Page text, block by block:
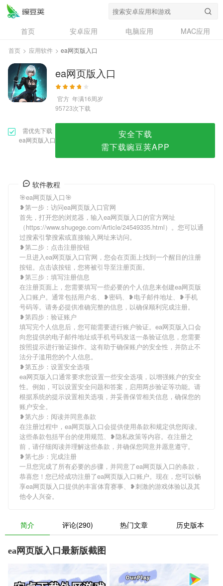
首页 安卓应用 电脑应用
MAC应用
资讯
专题
问答
首页 > 应用软件 > ea网页版入口
ea网页版入口
官方 年满16周岁
95723次下载
需优先下载
ea网页版入口
安全下载
需下载豌豆荚APP
软件教程
🎯ea网页版入口🎯
❥第一步：访问ea网页版入口官网
首先，打开您的浏览器，输入ea网页版入口的官方网址
（https://www.shugege.com/Article/24549335.html）。您可以通
过搜索引擎搜索或直接输入网址来访问。
❥第二步：点击注册按钮
一旦进入ea网页版入口官网，您会在页面上找到一个醒目的注册
按钮。点击该按钮，您将被引导至注册页面。
❥第三步：填写注册信息
在注册页面上，您需要填写一些必要的个人信息来创建ea网页版
入口账户。通常包括用户名、❥密码、❥电子邮件地址、❥手机
号码等。请务必提供准确完整的信息，以确保顺利完成注册。
❥第四步：验证账户
填写完个人信息后，您可能需要进行账户验证。ea网页版入口会
向您提供的电子邮件地址或手机号码发送一条验证信息，您需要
按照提示进行验证操作。这有助于确保账户的安全性，并防止不
法分子滥用您的个人信息。
❥第五步：设置安全选项
ea网页版入口通常要求您设置一些安全选项，以增强账户的安全
性。例如，可以设置安全问题和答案，启用两步验证等功能。请
根据系统的提示设置相关选项，并妥善保管相关信息，确保您的
账户安全。
❥第六步：阅读并同意条款
在注册过程中，ea网页版入口会提供使用条款和规定供您阅读。
这些条款包括平台的使用规范、❥隐私政策等内容。在注册之
前，请仔细阅读并理解这些条款，并确保您同意并愿意遵守。
❥第七步：完成注册
一旦您完成了所有必要的步骤，并同意了ea网页版入口的条款，
恭喜您！您已经成功注册了ea网页版入口账户。现在，您可以畅
享ea网页版入口提供的丰富体育赛事、❥刺激的游戏体验以及其
他令人兴奋。
简介 评论(290) 热门文章 历史版本
ea网页版入口最新版截图